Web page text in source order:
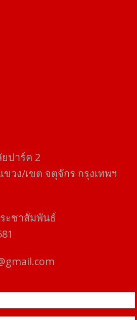
ปาร์ค​ 2
วง/เขต​ จตุจักร​ กรุงเทพฯ
ะชาสัมพันธ์